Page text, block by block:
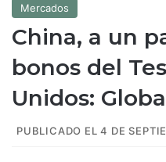
Mercados
China, a un
bonos del
Unidos:
PUBLICADO EL 4 DE